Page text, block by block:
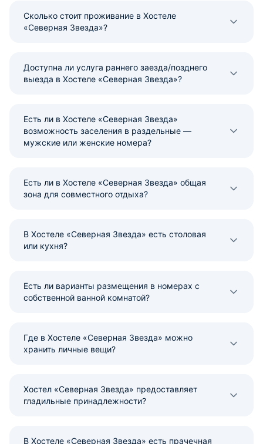
Сколько стоит проживание в Хостеле
«Северная Звезда»?
Доступна ли услуга раннего заезда/позднего
выезда в Хостеле «Северная Звезда»?
Есть ли в Хостеле «Северная Звезда»
возможность заселения в раздельные —
мужские или женские номера?
Есть ли в Хостеле «Северная Звезда» общая
зона для совместного отдыха?
В Хостеле «Северная Звезда» есть столовая
или кухня?
Есть ли варианты размещения в номерах с
собственной ванной комнатой?
Где в Хостеле «Северная Звезда» можно
хранить личные вещи?
Хостел «Северная Звезда» предоставляет
гладильные принадлежности?
В Хостеле «Северная Звезда» есть прачечная